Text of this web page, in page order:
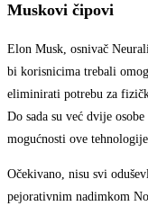
Muskovi čipovi
Elon Musk, osnivač
bi korisnicima trebali
eliminirati potrebu za
Do sada su već dvije
mogućnosti ove
Očekivano, nisu svi
pejorativnim nadimkom